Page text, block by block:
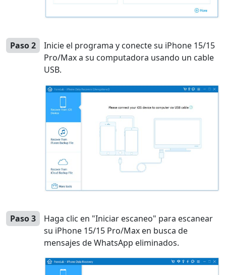
Paso 2
Inicie el programa y conecte su iPhone 15/15
Pro/Max a su computadora usando un cable
USB.
Paso 3
Haga clic en "Iniciar escaneo" para escanear
su iPhone 15/15 Pro/Max en busca de
mensajes de WhatsApp eliminados.